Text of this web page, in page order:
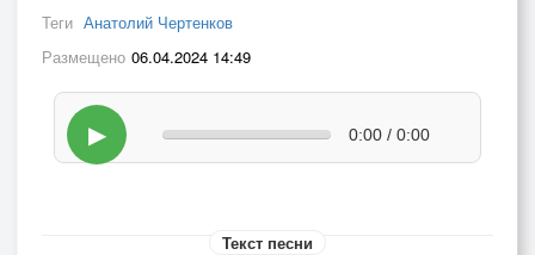
Теги Анатолий Чертенков
Размещено 06.04.2024 14:49
▶ 0:00 / 0:00
Текст песни